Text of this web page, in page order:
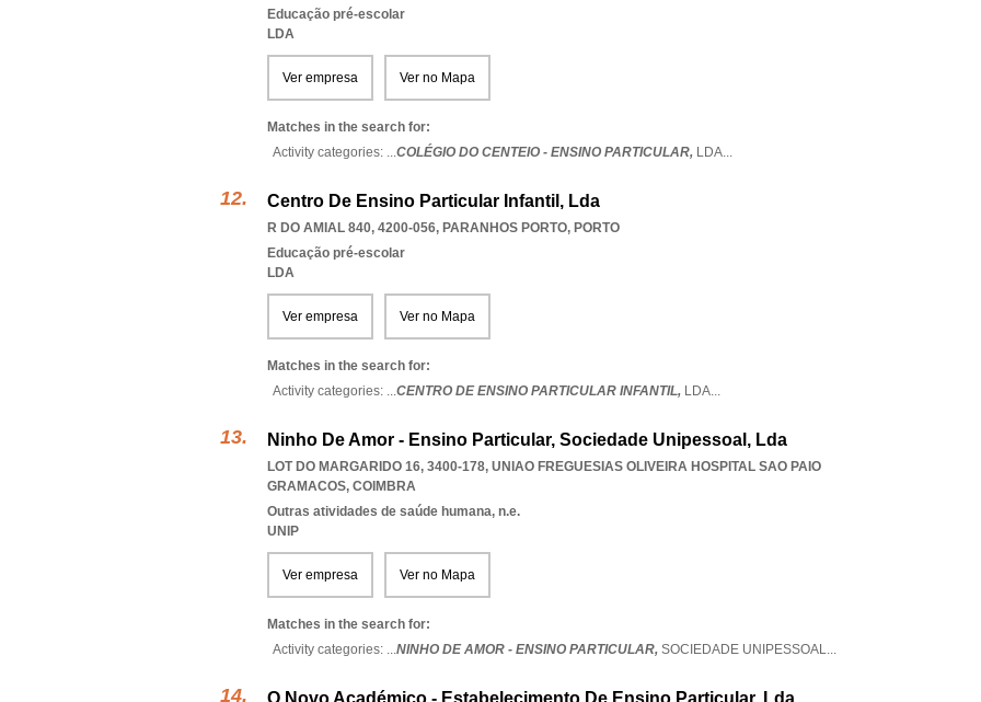
Educação pré-escolar
LDA
Ver empresa Ver no Mapa
Matches in the search for:
Activity categories: ...COLÉGIO DO CENTEIO - ENSINO PARTICULAR, LDA...
Centro De Ensino Particular Infantil, Lda
R DO AMIAL 840, 4200-056, PARANHOS PORTO, PORTO
Educação pré-escolar
LDA
Ver empresa Ver no Mapa
Matches in the search for:
Activity categories: ...CENTRO DE ENSINO PARTICULAR INFANTIL, LDA...
Ninho De Amor - Ensino Particular, Sociedade Unipessoal, Lda
LOT DO MARGARIDO 16, 3400-178, UNIAO FREGUESIAS OLIVEIRA HOSPITAL SAO PAIO
GRAMACOS, COIMBRA
Outras atividades de saúde humana, n.e.
UNIP
Ver empresa Ver no Mapa
Matches in the search for:
Activity categories: ...NINHO DE AMOR - ENSINO PARTICULAR, SOCIEDADE UNIPESSOAL...
O Novo Académico - Estabelecimento De Ensino Particular, Lda